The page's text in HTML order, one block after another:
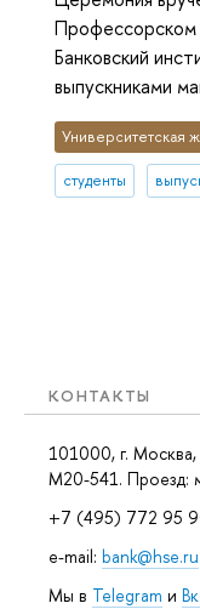
КОНТАКТЫ
101000, г. Москва,
М20-541. Проезд:
+7 (495) 772 95
e-mail: bank@hse.ru
Мы в Telegram и
Банковский
выпускниками
Университетская
студенты